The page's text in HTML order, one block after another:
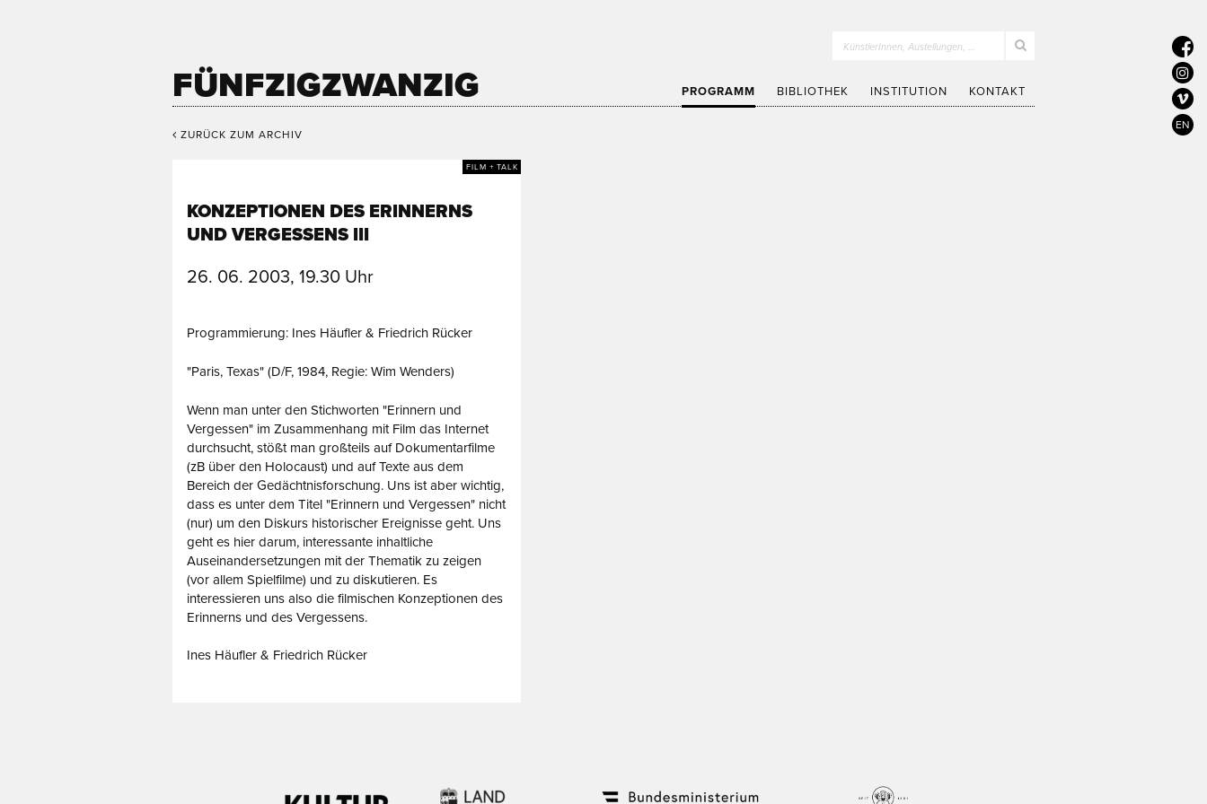
FÜNFZIGZWANZIG
KünstlerInnen, Austellungen, …
PROGRAMM BIBLIOTHEK INSTITUTION KONTAKT
EN
ZURÜCK ZUM ARCHIV
FILM + TALK
KONZEPTIONEN DES ERINNERNS
UND VERGESSENS III
26. 06. 2003, 19.30 Uhr
Programmierung: Ines Häufler & Friedrich Rücker
"Paris, Texas" (D/F, 1984, Regie: Wim Wenders)
Wenn man unter den Stichworten "Erinnern und
Vergessen" im Zusammenhang mit Film das Internet
durchsucht, stößt man großteils auf Dokumentarfilme
(zB über den Holocaust) und auf Texte aus dem
Bereich der Gedächtnisforschung. Uns ist aber wichtig,
dass es unter dem Titel "Erinnern und Vergessen" nicht
(nur) um den Diskurs historischer Ereignisse geht. Uns
geht es hier darum, interessante inhaltliche
Auseinandersetzungen mit der Thematik zu zeigen
(vor allem Spielfilme) und zu diskutieren. Es
interessieren uns also die filmischen Konzeptionen des
Erinnerns und des Vergessens.
Ines Häufler & Friedrich Rücker